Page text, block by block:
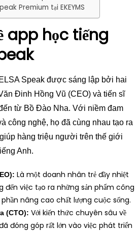
Premium tại EKEYMS
app học tiếng
Speak được sáng lập bởi hai
Đinh Hồng Vũ (CEO) và tiến sĩ
từ Bồ Đào Nha. Với niềm đam
công nghệ, họ đã cùng nhau tạo ra
hàng triệu người trên thế giới
Anh.
Là một doanh nhân trẻ đầy nhiệt
đến việc tạo ra những sản phẩm công
nâng cao chất lượng cuộc sống.
(CTO): Với kiến thức chuyên sâu về
đóng góp rất lớn vào việc phát triển